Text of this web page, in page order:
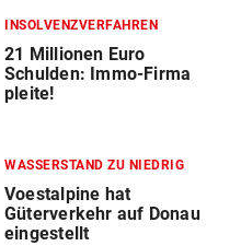
INSOLVENZVERFAHREN
21 Millionen Euro
Schulden: Immo-Firma
pleite!
WASSERSTAND ZU NIEDRIG
Voestalpine hat
Güterverkehr auf Donau
eingestellt